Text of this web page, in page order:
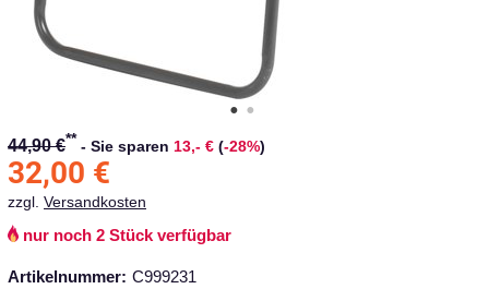
44,90 €** - Sie sparen 13,- € (-28%)
32,00 €
zzgl. Versandkosten
nur noch 2 Stück verfügbar
Artikelnummer: C999231